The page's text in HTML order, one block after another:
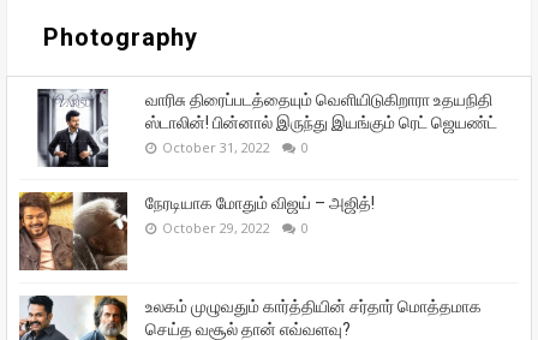
Photography
வாரிசு திரைப்படத்தையும் வெளியிடுகிறாரா உதயநிதி
ஸ்டாலின்! பின்னால் இருந்து இயங்கும் ரெட் ஜெயண்ட்
October 31, 2022 0
நேரடியாக மோதும் விஜய் – அஜித்!
October 29, 2022 0
உலகம் முழுவதும் கார்த்தியின் சர்தார் மொத்தமாக
செய்த வசூல் தான் எவ்வளவு?